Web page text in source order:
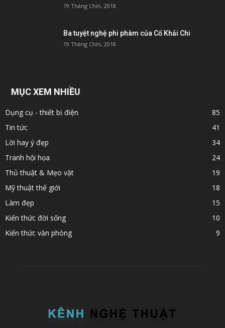
19 Tháng Chín, 2018
Ba tuyệt nghệ phi phàm của Cố Khải Chi
19 Tháng Chín, 2018
MỤC XEM NHIỀU
Dụng cụ - thiết bị điện
85
Tin tức
41
Lời hay ý đẹp
34
Tranh hội họa
24
Thủ thuật & Mẹo vặt
19
Mỹ thuật thế giới
18
Làm đẹp
15
Kiến thức đời sống
10
Kiến thức văn phòng
9